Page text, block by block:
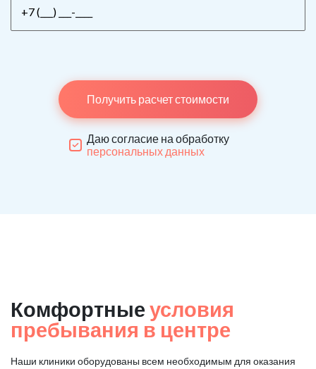
Получить расчет стоимости
Даю согласие на обработку
персональных данных
Комфортные условия
пребывания в центре
Наши клиники оборудованы всем необходимым для оказания